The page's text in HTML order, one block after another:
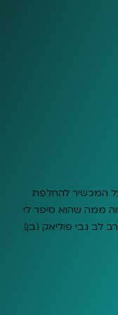
המכשיר להחלפת
ממה שהוא סיפר לי
לב גבי פוליאק (בן)